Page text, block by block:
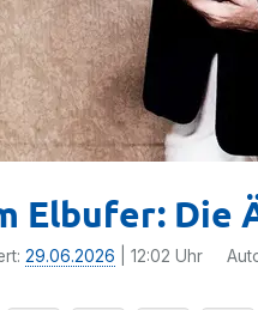
Elbufer: Die
29.06.2026 | 12:02 Uhr